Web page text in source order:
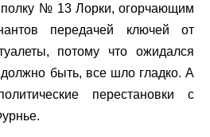
№ 13 Лорки, огорчающим
передачей ключей от
потому что ожидался
должно быть, все шло гладко. А
перестановки с